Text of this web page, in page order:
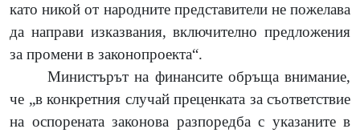
като никой от народните представители не пожелава
да направи изказвания, включително предложения
за промени в законопроекта“.
Министърът на финансите обръща внимание,
че „в конкретния случай преценката за съответствие
на оспорената законова разпоредба с указаните в